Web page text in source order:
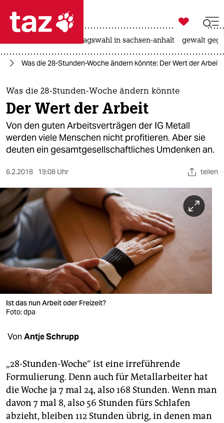
 taz zahl ich
taz zahl ich
themen
politik
öko
gesellschaft
sport
berlin
nord
wahrheit
verlag
verlag
veranstaltungen
fragen & hilfe
unterstützen
abo

taz zahl ich
landtagswahl in sachsen-anhalt gewalt
Was die 28-Stunden-Woche ändern könnte: Der Wert der Arbeit
Was die 28-Stunden-Woche ändern könnte
Der Wert der Arbeit
Von den guten Arbeitsverträgen der IG Metall
werden viele Menschen nicht profitieren. Aber sie
deuten ein gesamtgesellschaftliches Umdenken an.
6.2.2018 19:08 Uhr teilen
Ist das nun Arbeit oder Freizeit?
Foto: dpa
Von Antje Schrupp
„28-Stunden-Woche“ ist eine irreführende
Formulierung. Denn auch für Metallarbeiter hat
die Woche ja 7 mal 24, also 168 Stunden. Wenn man
davon 7 mal 8, also 56 Stunden fürs Schlafen
abzieht, bleiben 112 Stunden übrig, in denen man